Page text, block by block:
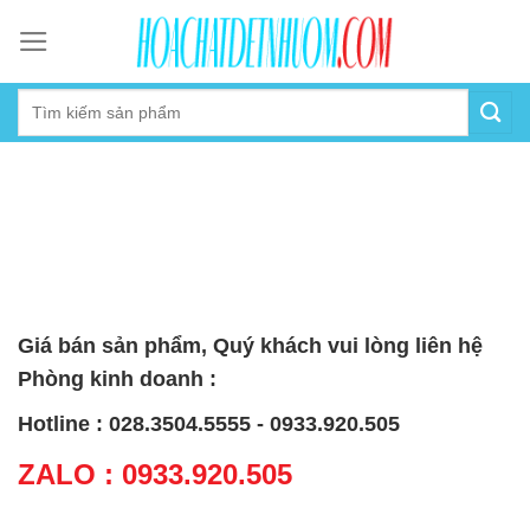
content
Giá bán sản phẩm, Quý khách vui lòng liên hệ
Phòng kinh doanh :
Hotline : 028.3504.5555 - 0933.920.505
ZALO : 0933.920.505